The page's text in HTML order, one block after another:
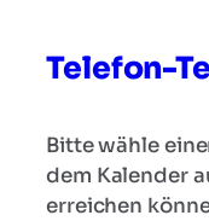
Telefon-
Bitte wähle
dem Kalender
erreichen